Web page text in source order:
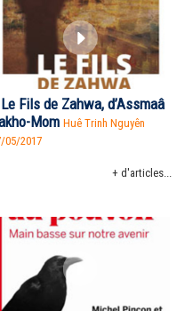
Le Fils de Zahwa, d’Assmaâ
Mom Huê Trinh Nguyên
05/2017
+ d'articles...